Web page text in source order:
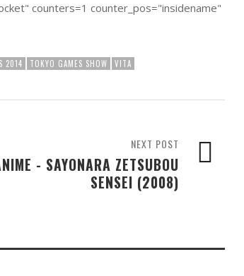
counters=1 counter_pos="insidename"
2014 TOKYO GAMES SHOW VITA
NEXT POST
- SAYONARA ZETSUBOU
SENSEI (2008)